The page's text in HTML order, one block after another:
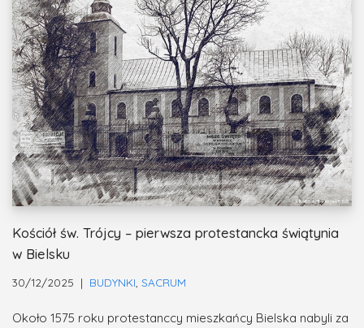
Kościół św. Trójcy – pierwsza protestancka świątynia
w Bielsku
30/12/2025 BUDYNKI SACRUM
Około 1575 roku protestanccy mieszkańcy Bielska nabyli za